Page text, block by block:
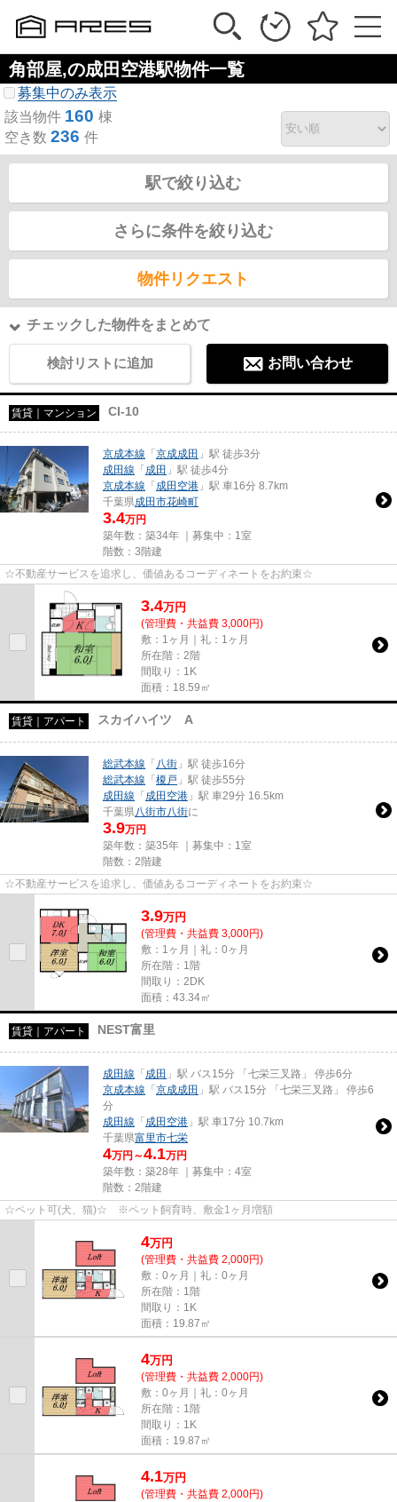
角部屋,の成田空港駅物件一覧
募集中のみ表示
該当物件 160 棟
空き数 236 件
駅で絞り込む
さらに条件を絞り込む
物件リクエスト
チェックした物件をまとめて
検討リストに追加 お問い合わせ
賃貸｜マンション CI-10
京成本線 「京成成田 」駅 徒歩3分
成田線 「成田 」駅 徒歩4分
京成本線 「成田空港 」駅 車16分 8.7km
千葉県成田市花崎町
3.4万円
築年数：築34年 ｜募集中： 1室
階数：3階建
☆不動産サービスを追求し、価値あるコーディネートをお約束☆
3.4万円
(管理費・共益費 3,000円)
敷：1ヶ月｜礼：1ヶ月
所在階：2階
間取り：1K
面積：18.59㎡
賃貸｜アパート スカイハイツ A
総武本線 「 八街 」駅 徒歩16分
総武本線 「榎戸 」駅 徒歩55分
成田線 「成田空港 」駅 車29分 16.5km
千葉県 八街市八街に
3.9万円
築年数：築35年 ｜募集中： 1室
階数：2階建
☆不動産サービスを追求し、価値あるコーディネートをお約束☆
3.9万円
(管理費・共益費 3,000円)
敷：1ヶ月｜礼：0ヶ月
所在階：1階
間取り：2DK
面積：43.34㎡
賃貸｜アパート NEST富里
成田線 「成田 」駅 バス15分 「七栄三叉路」 停歩6分
京成本線 「京成成田 」駅 バス15分 「七栄三叉路」 停歩6
分
成田線 「成田空港 」駅 車17分 10.7km
千葉県富里市七栄
4万円～4.1万円
築年数：築28年 ｜募集中： 4室
階数：2階建
☆ペット可(犬、猫)☆ ※ペット飼育時、敷金1ヶ月増額
4万円
(管理費・共益費 2,000円)
敷：0ヶ月｜礼：0ヶ月
所在階：1階
間取り：1K
面積：19.87㎡
4万円
(管理費・共益費 2,000円)
敷：0ヶ月｜礼：0ヶ月
所在階：1階
間取り：1K
面積：19.87㎡
4.1万円
(管理費・共益費 2,000円)